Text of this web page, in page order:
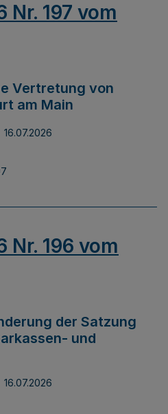
Nr. 197 vom
Vertretung von
am Main
16.07.2026
Nr. 196 vom
der Satzung
und
16.07.2026